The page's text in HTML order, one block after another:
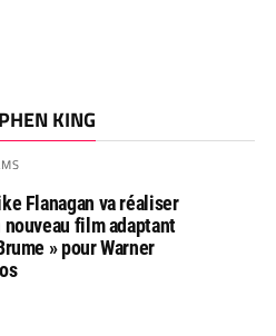
KING
Flanagan va réaliser
nouveau film adaptant
» pour Warner